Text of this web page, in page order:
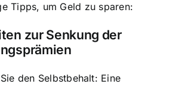
Tipps, um Geld zu sparen:
zur Senkung der
den Selbstbehalt: Eine